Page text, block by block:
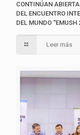
CONTINÚAN
DEL ENCUENTRO
DEL MUNDO “EMUSH
Leer más